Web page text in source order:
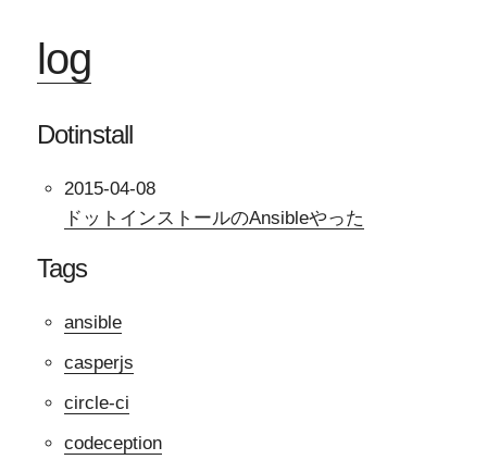
log
Dotinstall
2015-04-08
ドットインストールのAnsibleやった
Tags
ansible
casperjs
circle-ci
codeception